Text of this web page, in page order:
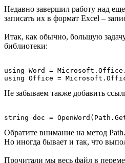
Недавно завершил работу над
записать их в формат Excel –
Итак, как обычно, большую
библиотеки:
using Word =
Не забываем также добавить
Обратите внимание на метод
Но иногда бывает и так, что
Прочитали мы весь файл в